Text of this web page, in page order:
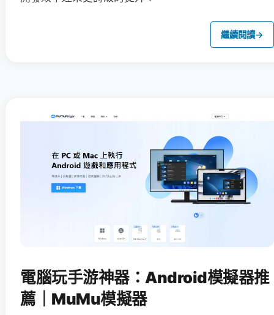
繼續閱讀→
電腦玩手游神器：Android模擬器推
薦｜MuMu模擬器